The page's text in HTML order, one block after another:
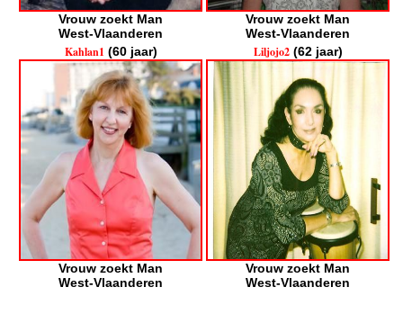
Vrouw zoekt Man
West-Vlaanderen
Vrouw zoekt Man
West-Vlaanderen
Kahlan1 (60 jaar)
Vrouw zoekt Man
West-Vlaanderen
Liljojo2(62 jaar)
Vrouw zoekt Man
West-Vlaanderen